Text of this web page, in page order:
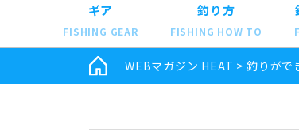
ギア
FISHING GEAR
釣り方
FISHING HOW TO
WEBマガジン HEAT >釣りがで